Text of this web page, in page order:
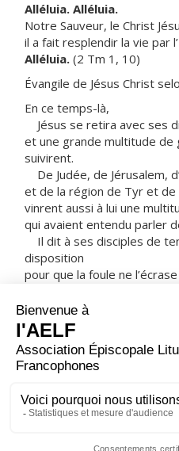
Alléluia. Alléluia.
Notre Sauveur, le Christ
il a fait resplendir la vie par
Alléluia. (2 Tm 1, 10)
Évangile de Jésus Christ
En ce temps-là,
Jésus se retira avec ses
et une grande multitude de
suivirent.
De Judée, de Jérusalem,
et de la région de Tyr et de
vinrent aussi à lui une
qui avaient entendu parler
Il dit à ses disciples de
disposition
pour que la foule ne
si bien que tous ceux qui
se précipitaient sur lui pour
Et lorsque les esprits
ils se jetaient à ses pieds
« Toi, tu es le Fils de Dieu ! »
Mais il leur défendait
– Acclamons la Parole